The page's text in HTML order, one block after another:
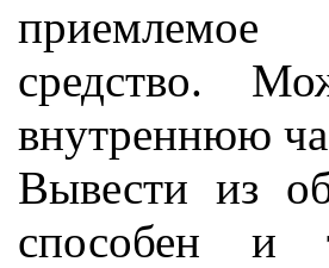
средство.
внутреннюю
Вывести из
способен и